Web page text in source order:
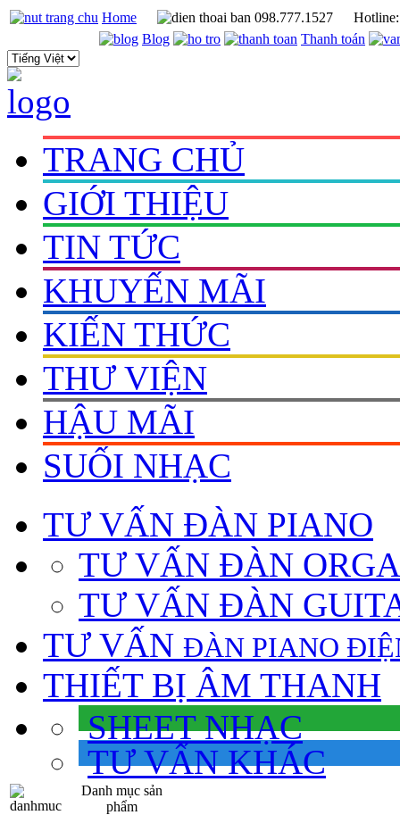
Home 098.777.1527
Blog
Thanh toán
TRANG CHỦ
GIỚI THIỆU
TIN TỨC
KHUYẾN MÃI
KIẾN THỨC
THƯ VIỆN
HẬU MÃI
SUỐI NHẠC
TƯ VẤN ĐÀN PIANO
TƯ VẤN ÐÀN
TƯ VẤN ÐÀN
TƯ VẤN ÐÀN PIANO
THIẾT BỊ ÂM THANH
SHEET NHẠC
TƯ VẤN KHÁC
Danh mục sản
phẩm